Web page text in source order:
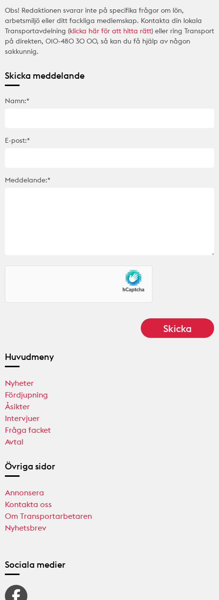
Obs! Redaktionen svarar inte på specifika frågor om lön,
arbetsmiljö eller ditt fackliga medlemskap. Kontakta din lokala
Transportavdelning (klicka här för att hitta rätt) eller ring Transport
på direkten, 010-480 30 00, så kan du få hjälp av någon
sakkunnig.
Skicka meddelande
Namn:*
E-post:*
Meddelande:*
Huvudmeny
Nyheter
Fördjupning
Åsikter
Intervjuer
Fråga facket
Avtal
Övriga sidor
Annonsera
Kontakta oss
Om Transportarbetaren
Nyhetsbrev
Sociala medier